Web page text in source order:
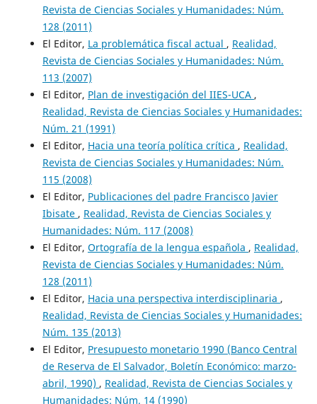
Revista de Ciencias Sociales y Humanidades: Núm.
128 (2011)
El Editor, La problemática fiscal actual , Realidad,
Revista de Ciencias Sociales y Humanidades: Núm.
113 (2007)
El Editor, Plan de investigación del IIES-UCA ,
Realidad, Revista de Ciencias Sociales y Humanidades:
Núm. 21 (1991)
El Editor, Hacia una teoría política crítica , Realidad,
Revista de Ciencias Sociales y Humanidades: Núm.
115 (2008)
El Editor, Publicaciones del padre Francisco Javier
Ibisate , Realidad, Revista de Ciencias Sociales y
Humanidades: Núm. 117 (2008)
El Editor, Ortografía de la lengua española , Realidad,
Revista de Ciencias Sociales y Humanidades: Núm.
128 (2011)
El Editor, Hacia una perspectiva interdisciplinaria ,
Realidad, Revista de Ciencias Sociales y Humanidades:
Núm. 135 (2013)
El Editor, Presupuesto monetario 1990 (Banco Central
de Reserva de El Salvador, Boletín Económico: marzo-
abril, 1990) , Realidad, Revista de Ciencias Sociales y
Humanidades: Núm. 14 (1990)